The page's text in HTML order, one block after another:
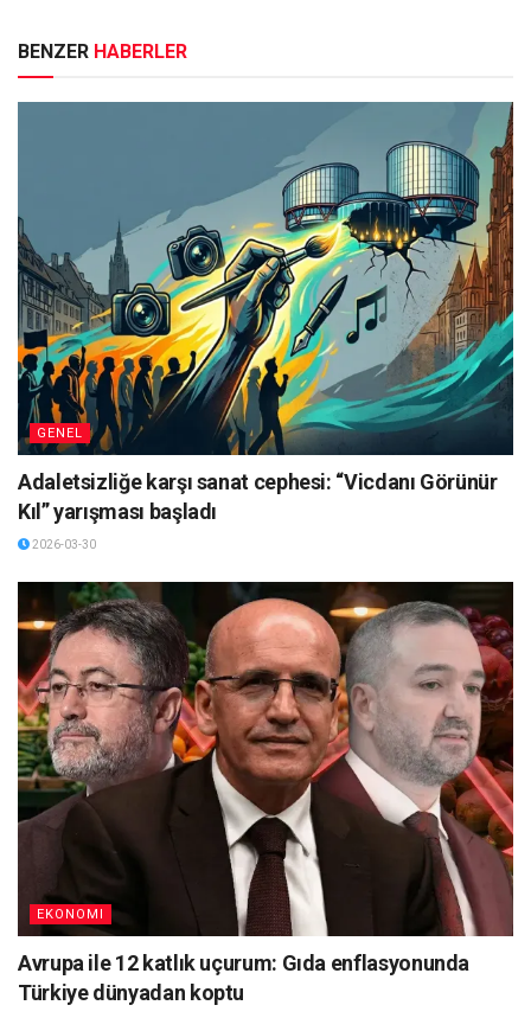
BENZER HABERLER
GENEL
Adaletsizliğe karşı sanat cephesi: “Vicdanı Görünür
Kıl” yarışması başladı
2026-03-30
EKONOMI
Avrupa ile 12 katlık uçurum: Gıda enflasyonunda
Türkiye dünyadan koptu